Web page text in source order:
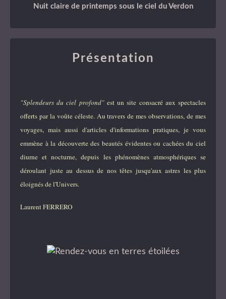
Nuit claire de printemps sous le ciel du Verdon
Présentation
"Splendeurs du ciel profond"est un site consacré aux spectacles
offerts par la voûte céleste. Au travers de mes observations, de mes
voyages, mais aussi d'articles d'informations pratiques, je vous
emmène à la découverte des beautés évidentes ou cachées du ciel
diurne et nocturne, depuis les phénomènes atmosphériques se
déroulant juste au dessus de nos têtes jusqu'aux astres les plus
éloignés de l'Univers.
Laurent FERRERO